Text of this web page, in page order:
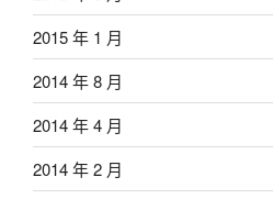
2015 年 1 月
2014 年 8 月
2014 年 4 月
2014 年 2 月